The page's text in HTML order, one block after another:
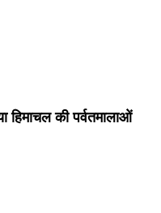
हिमाचल की पर्वतमालाओं